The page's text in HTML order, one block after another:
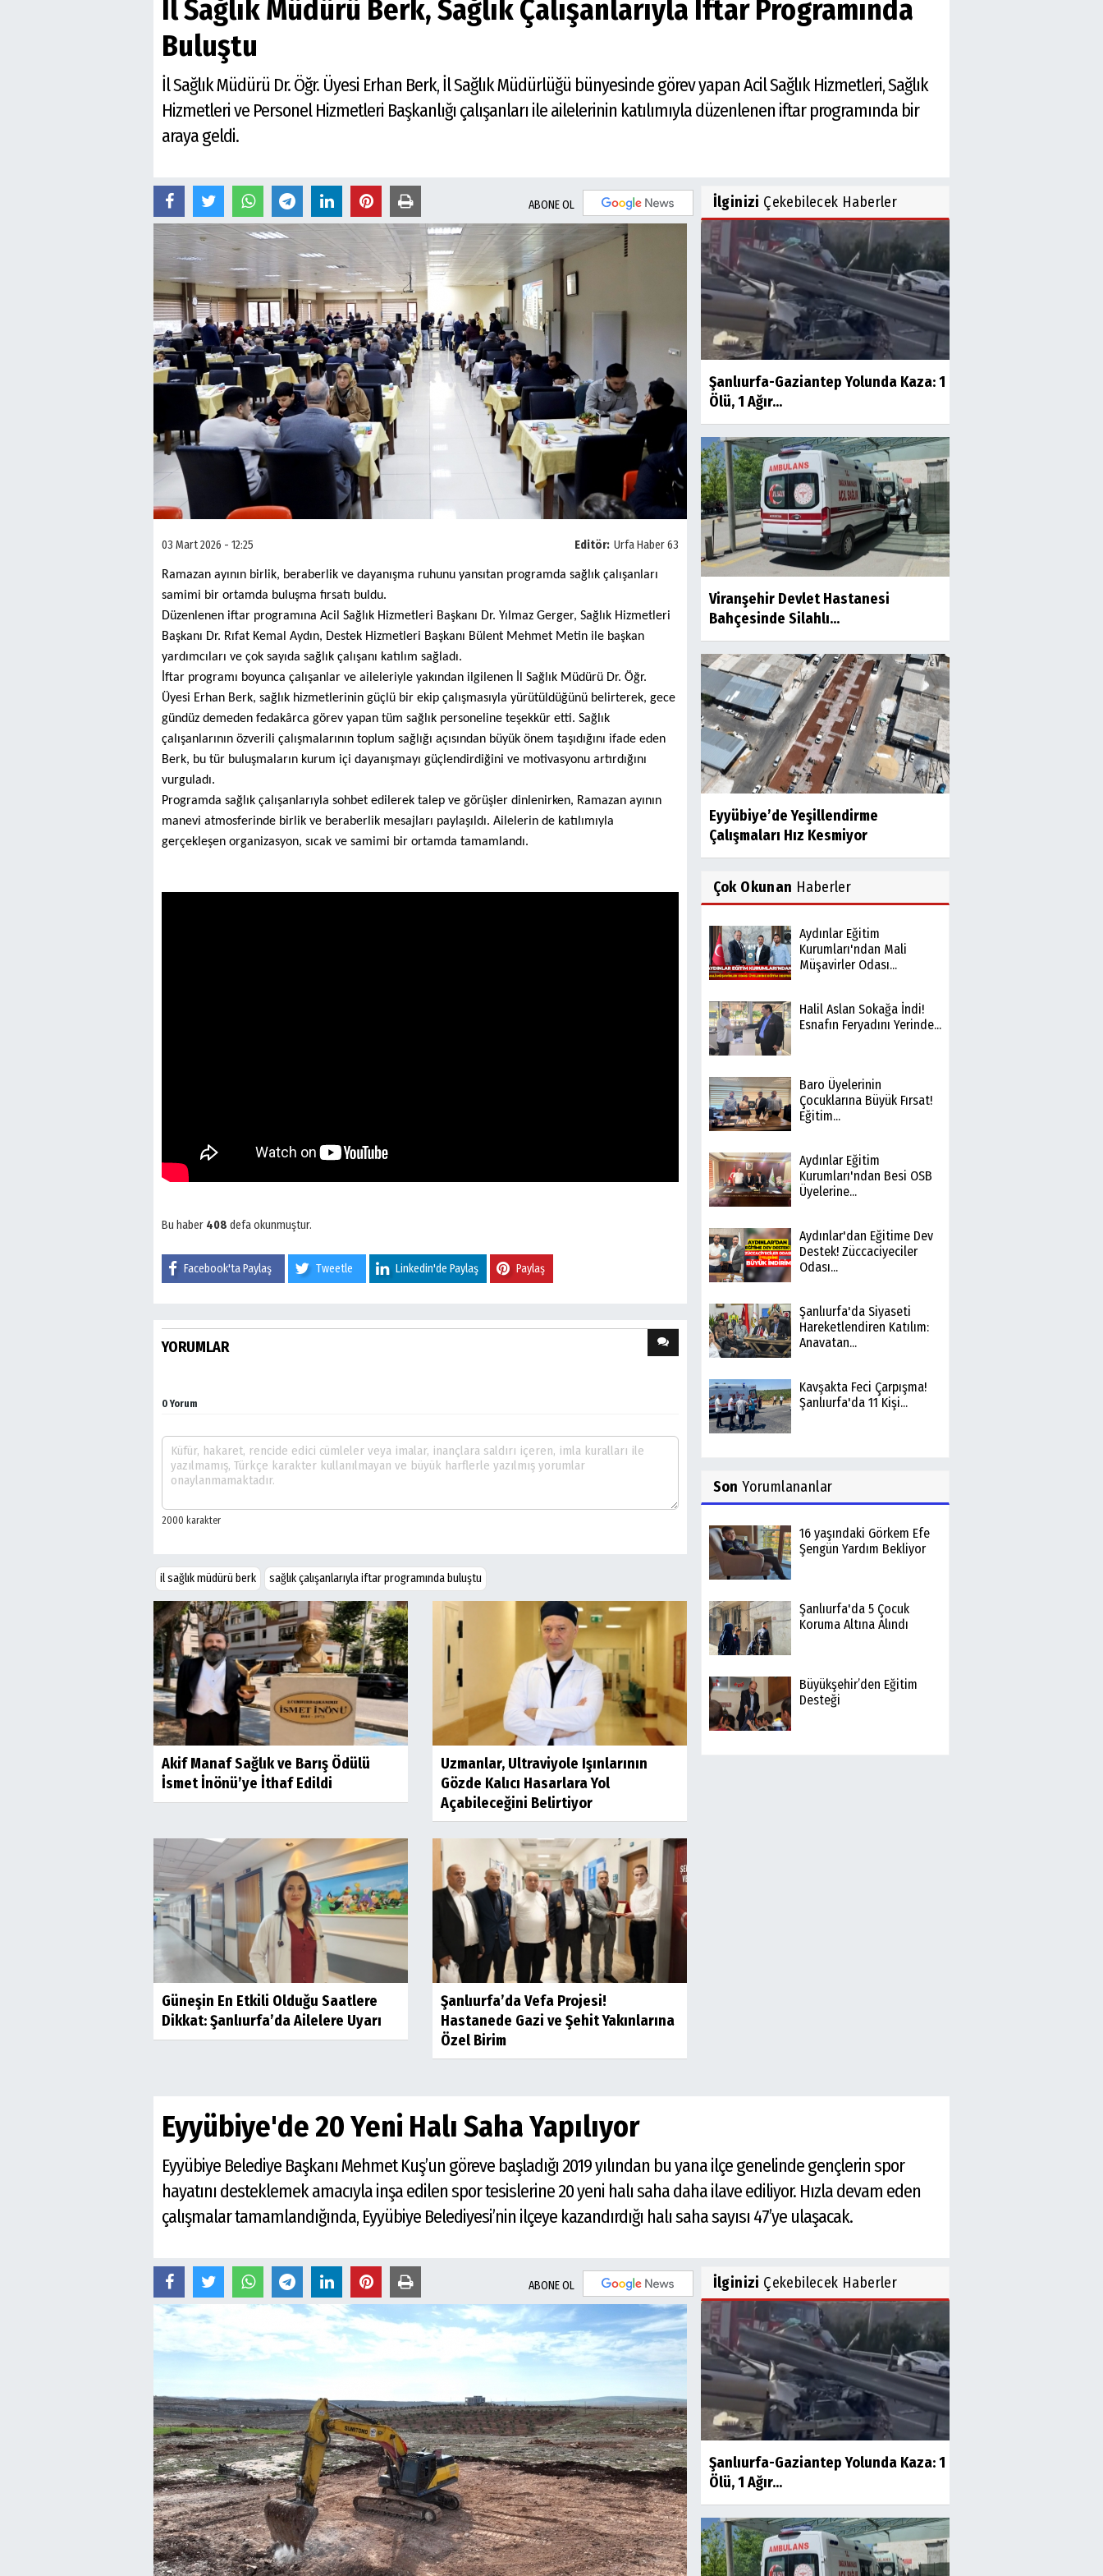
İl Sağlık Müdürü Berk, Sağlık Çalışanlarıyla İftar Programında
Buluştu
İl Sağlık Müdürü Dr. Öğr. Üyesi Erhan Berk, İl Sağlık Müdürlüğü bünyesinde görev yapan Acil Sağlık Hizmetleri, Sağlık
Hizmetleri ve Personel Hizmetleri Başkanlığı çalışanları ile ailelerinin katılımıyla düzenlenen iftar programında bir
araya geldi.
ABONE OL
Editör: Urfa Haber 63
03 Mart 2026 - 12:25
Ramazan ayının birlik, beraberlik ve dayanışma ruhunu yansıtan programda sağlık çalışanları
samimi bir ortamda buluşma fırsatı buldu.
Düzenlenen iftar programına Acil Sağlık Hizmetleri Başkanı Dr. Yılmaz Gerger, Sağlık Hizmetleri
Başkanı Dr. Rıfat Kemal Aydın, Destek Hizmetleri Başkanı Bülent Mehmet Metin ile başkan
yardımcıları ve çok sayıda sağlık çalışanı katılım sağladı.
İftar programı boyunca çalışanlar ve aileleriyle yakından ilgilenen İl Sağlık Müdürü Dr. Öğr.
Üyesi Erhan Berk, sağlık hizmetlerinin güçlü bir ekip çalışmasıyla yürütüldüğünü belirterek, gece
gündüz demeden fedakârca görev yapan tüm sağlık personeline teşekkür etti. Sağlık
çalışanlarının özverili çalışmalarının toplum sağlığı açısından büyük önem taşıdığını ifade eden
Berk, bu tür buluşmaların kurum içi dayanışmayı güçlendirdiğini ve motivasyonu artırdığını
vurguladı.
Programda sağlık çalışanlarıyla sohbet edilerek talep ve görüşler dinlenirken, Ramazan ayının
manevi atmosferinde birlik ve beraberlik mesajları paylaşıldı. Ailelerin de katılımıyla
gerçekleşen organizasyon, sıcak ve samimi bir ortamda tamamlandı.
Bu haber 408 defa okunmuştur.
Facebook'ta Paylaş Tweetle Linkedin'de Paylaş Paylaş
YORUMLAR
0 Yorum
il sağlık müdürü berk sağlık çalışanlarıyla iftar programında buluştu
Akif Manaf Sağlık ve Barış Ödülü
İsmet İnönü’ye İthaf Edildi
Uzmanlar, Ultraviyole Işınlarının
Gözde Kalıcı Hasarlara Yol
Açabileceğini Belirtiyor
Güneşin En Etkili Olduğu Saatlere
Dikkat: Şanlıurfa’da Ailelere Uyarı
Şanlıurfa’da Vefa Projesi!
Hastanede Gazi ve Şehit Yakınlarına
Özel Birim
İlginizi Çekebilecek Haberler
Şanlıurfa-Gaziantep Yolunda Kaza: 1
Ölü, 1 Ağır...
Viranşehir Devlet Hastanesi
Bahçesinde Silahlı...
Eyyübiye’de Yeşillendirme
Çalışmaları Hız Kesmiyor
Çok Okunan Haberler
Aydınlar Eğitim
Kurumları'ndan Mali
Müşavirler Odası...
Halil Aslan Sokağa İndi!
Esnafın Feryadını Yerinde...
Baro Üyelerinin
Çocuklarına Büyük Fırsat!
Eğitim...
Aydınlar Eğitim
Kurumları'ndan Besi OSB
Üyelerine...
Aydınlar'dan Eğitime Dev
Destek! Züccaciyeciler
Odası...
Şanlıurfa'da Siyaseti
Hareketlendiren Katılım:
Anavatan...
Kavşakta Feci Çarpışma!
Şanlıurfa'da 11 Kişi...
Son Yorumlananlar
16 yaşındaki Görkem Efe
Şengün Yardım Bekliyor
Şanlıurfa'da 5 Çocuk
Koruma Altına Alındı
Büyükşehir’den Eğitim
Desteği
Eyyübiye'de 20 Yeni Halı Saha Yapılıyor
Eyyübiye Belediye Başkanı Mehmet Kuş’un göreve başladığı 2019 yılından bu yana ilçe genelinde gençlerin spor
hayatını desteklemek amacıyla inşa edilen spor tesislerine 20 yeni halı saha daha ilave ediliyor. Hızla devam eden
çalışmalar tamamlandığında, Eyyübiye Belediyesi’nin ilçeye kazandırdığı halı saha sayısı 47’ye ulaşacak.
ABONE OL İlginizi Çekebilecek Haberler
Şanlıurfa-Gaziantep Yolunda Kaza: 1
Ölü, 1 Ağır...